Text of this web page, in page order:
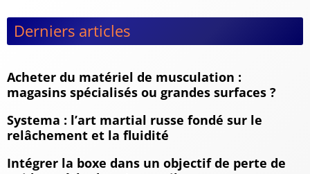
Derniers articles
Acheter du matériel de musculation :
magasins spécialisés ou grandes surfaces ?
Systema : l’art martial russe fondé sur le
relâchement et la fluidité
Intégrer la boxe dans un objectif de perte de